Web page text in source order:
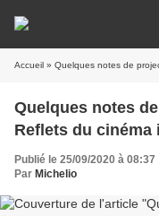
Accueil » Quelques notes de
Quelques notes
Reflets du
Publié le 25/09/2020 à 08:37
Par Michelio